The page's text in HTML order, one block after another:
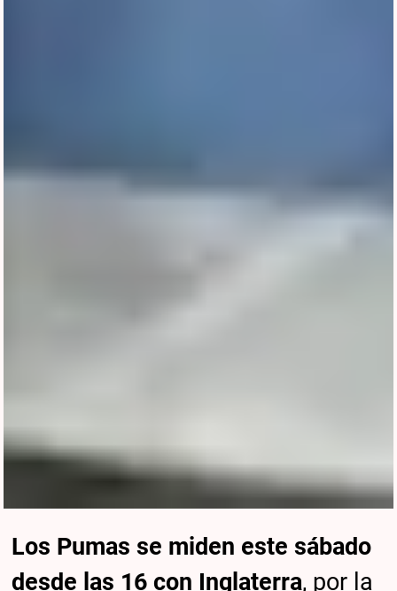
Los Pumas se miden este sábado
desde las 16 con Inglaterra, por la